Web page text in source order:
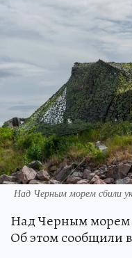
Над Черным морем сбили
Над Черным морем
Об этом сообщили